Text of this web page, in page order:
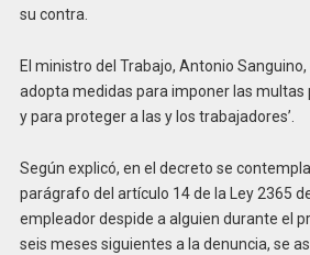
su contra.
El ministro del Trabajo, Antonio
adopta medidas para imponer las multas
y para proteger a las y los trabajadores’.
Según explicó, en el decreto se
parágrafo del artículo 14 de la Ley 2365
empleador despide a alguien durante el
seis meses siguientes a la denuncia, se